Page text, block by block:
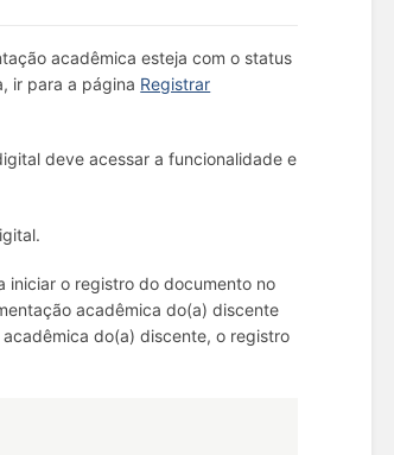
acadêmica esteja com o status
ir para a página Registrar
deve acessar a funcionalidade e
iniciar o registro do documento no
acadêmica do(a) discente
do(a) discente, o registro